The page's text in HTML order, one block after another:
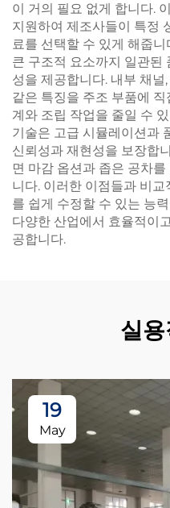
이 거의 필요 없게 합니다.
지원하여 제조사들이 특정
료를 선택할 수 있게 해줍
큰 구조적 요소까지 일관된
성을 제공합니다. 내부 채
같은 특징을 주조 부품에
계와 조립 작업을 줄일 수
기술은 고급 시뮬레이션과
신뢰성과 재현성을 보장합
면 마감 옵션과 좁은 공차
니다. 이러한 이점들과 비
를 쉽게 수정할 수 있는 능
다양한 산업에서 효율적이
공합니다.
실
19
May